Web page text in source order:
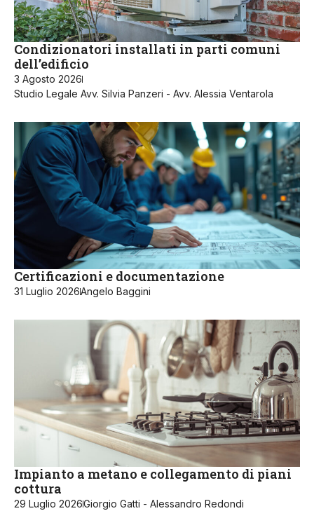
Condizionatori installati in parti comuni
dell’edificio
3 Agosto 2026
Studio Legale Avv. Silvia Panzeri - Avv. Alessia Ventarola
Certificazioni e documentazione
31 Luglio 2026Angelo Baggini
Impianto a metano e collegamento di piani
cottura
29 Luglio 2026Giorgio Gatti - Alessandro Redondi